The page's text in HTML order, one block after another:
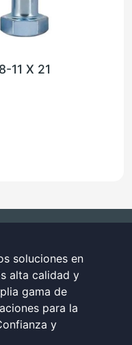
UNC-2 ZINC 5/8-11 X 21
soluciones en
alta calidad y
gama de
para la
y